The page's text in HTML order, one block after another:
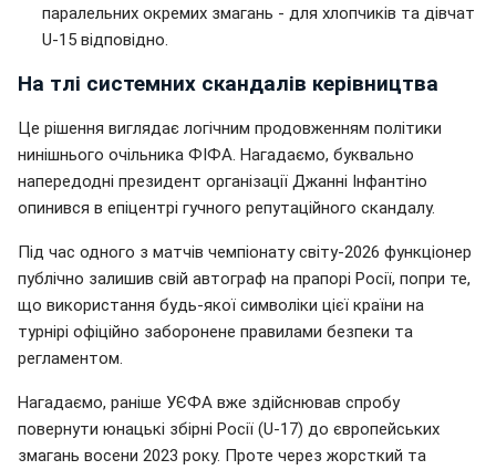
паралельних окремих змагань - для хлопчиків та дівчат
U-15 відповідно.
На тлі системних скандалів керівництва
Це рішення виглядає логічним продовженням політики
нинішнього очільника ФІФА. Нагадаємо, буквально
напередодні президент організації Джанні Інфантіно
опинився в епіцентрі гучного репутаційного скандалу.
Під час одного з матчів чемпіонату світу-2026 функціонер
публічно залишив свій автограф на прапорі Росії, попри те,
що використання будь-якої символіки цієї країни на
турнірі офіційно заборонене правилами безпеки та
регламентом.
Нагадаємо, раніше УЄФА вже здійснював спробу
повернути юнацькі збірні Росії (U-17) до європейських
змагань восени 2023 року. Проте через жорсткий та